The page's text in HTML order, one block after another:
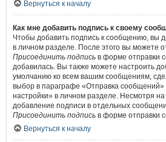
Вернуться к началу
Как мне добавить подпись к своему
Чтобы добавить подпись к сообщению, вы
в личном разделе. После этого вы можете
Присоединить подпись в форме отправки
добавилась. Вы также можете настроить
умолчанию ко всем вашим сообщениям,
выбор в параграфе «Отправка сообщений»
настройки» в личном разделе. Несмотря
добавление подписи в отдельных
Присоединить подпись в форме отправки
Вернуться к началу